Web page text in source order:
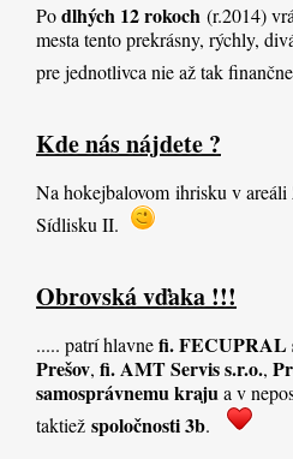
Podlhých 12 rokoch (r.2014)
mesta tento prekrásny, rýchly,
pre jednotlivca nie až tak
Kde nás nájdete ?
Na hokejbalovom ihrisku v areáli
Sídlisku II.
Obrovská vďaka !!!
..... patrí hlavnefi. FECUPRAL
Prešov, fi. AMT Servis s.r.o.,
samosprávnemu krajua v
taktiež spoločnosti 3b.